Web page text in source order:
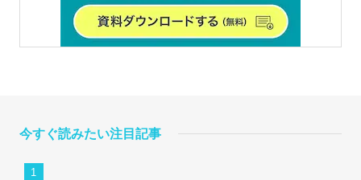
今すぐ読みたい注目記事